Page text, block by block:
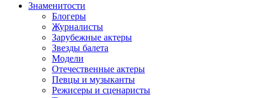
Знаменитости
Блогеры
Журналисты
Зарубежные актеры
Звезды балета
Модели
Отечественные актеры
Певцы и музыканты
Режисеры и сценаристы